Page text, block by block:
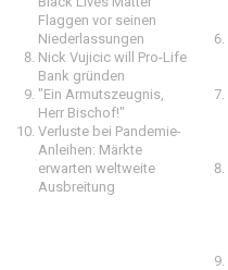
Flaggen vor seinen
Niederlassungen
Nick Vujicic will Pro-Life
Bank gründen
"Ein Armutszeugnis,
Herr Bischof!"
Verluste bei Pandemie-
Anleihen: Märkte
erwarten weltweite
Ausbreitung